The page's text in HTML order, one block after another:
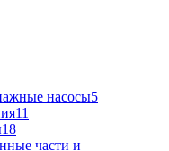
насосы5
11
18
части и